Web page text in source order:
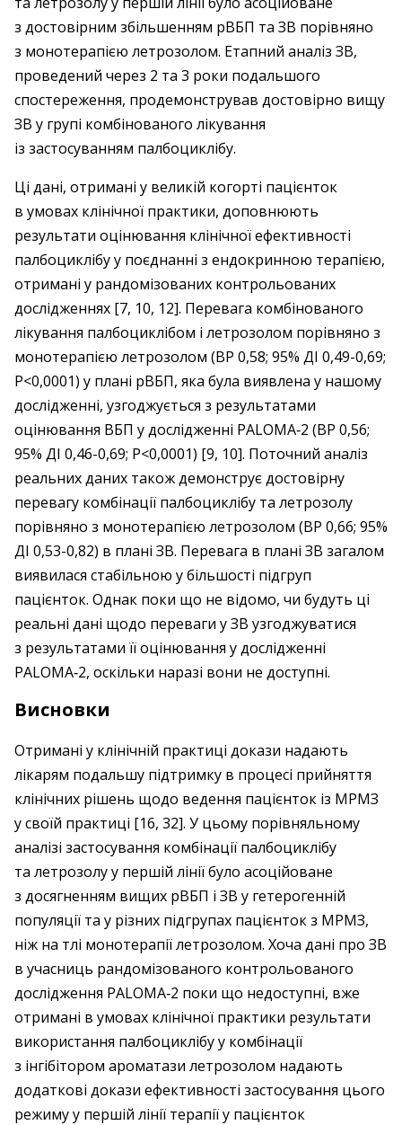
з достовірним збільшенням рВБП та ЗВ порівняно
з монотерапією летрозолом. Етапний аналіз ЗВ,
проведений через 2 та 3 роки подальшого
спостереження, продемонстрував достовірно вищу
ЗВ у групі комбінованого лікування
із застосуванням палбоциклібу.
Ці дані, отримані у великій когорті пацієнток
в умовах клінічної практики, доповнюють
результати оцінювання клінічної ефективності
палбоциклібу у поєднанні з ендокринною терапією,
отримані у рандомізованих контрольованих
дослідженнях [7, 10, 12]. Перевага комбінованого
лікування палбоциклібом і летрозолом порівняно з
монотерапією летрозолом (ВР 0,58; 95% ДІ 0,49-0,69;
P<0,0001) у плані рВБП, яка була виявлена у нашому
дослідженні, узгоджується з результатами
оцінювання ВБП у дослідженні PALOMA‑2 (ВР 0,56;
95% ДІ 0,46-0,69; P<0,0001) [9, 10]. Поточний аналіз
реальних даних також демонструє достовірну
перевагу комбінації палбоциклібу та летрозолу
порівняно з монотерапією летрозолом (ВР 0,66; 95%
ДІ 0,53-0,82) в плані ЗВ. Перевага в плані ЗВ загалом
виявилася стабільною у більшості підгруп
пацієнток. Однак поки що не відомо, чи будуть ці
реальні дані щодо переваги у ЗВ узгоджуватися
з результатами її оцінювання у дослідженні
PALOMA‑2, оскільки наразі вони не доступні.
Висновки
Отримані у клінічній практиці докази надають
лікарям подальшу підтримку в процесі прийняття
клінічних рішень щодо ведення пацієнток із МРМЗ
у своїй практиці [16, 32]. У цьому порівняльному
аналізі застосування комбінації палбоциклібу
та летрозолу у першій лінії було асоційоване
з досягненням вищих рВБП і ЗВ у гетерогенній
популяції та у різних підгрупах пацієнток з МРМЗ,
ніж на тлі монотерапії летрозолом. Хоча дані про ЗВ
в учасниць рандомізованого контрольованого
дослідження PALOMA‑2 поки що недоступні, вже
отримані в умовах клінічної практики результати
використання палбоциклібу у комбінації
з інгібітором ароматази летрозолом надають
додаткові докази ефективності застосування цього
режиму у першій лінії терапії у пацієнток